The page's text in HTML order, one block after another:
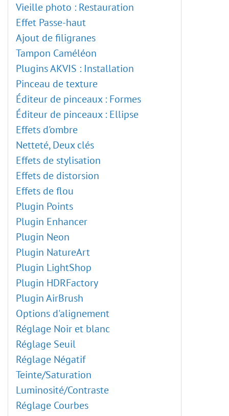
Vieille photo : Restauration
Effet Passe-haut
Ajout de filigranes
Tampon Caméléon
Plugins AKVIS : Installation
Pinceau de texture
Éditeur de pinceaux : Formes
Éditeur de pinceaux : Ellipse
Effets d'ombre
Netteté, Deux clés
Effets de stylisation
Effets de distorsion
Effets de flou
Plugin Points
Plugin Enhancer
Plugin Neon
Plugin NatureArt
Plugin LightShop
Plugin HDRFactory
Plugin AirBrush
Options d'alignement
Réglage Noir et blanc
Réglage Seuil
Réglage Négatif
Teinte/Saturation
Luminosité/Contraste
Réglage Courbes